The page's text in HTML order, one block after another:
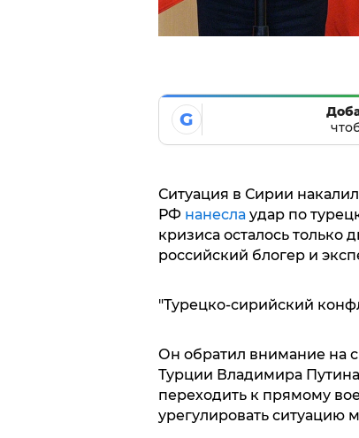
G
Ситуация в Сирии
РФ нанеслаудар по
кризиса осталось только
российский блогер и
"Турецко-сирийский
Он обратил внимание на
Турции Владимира
переходить к прямому
урегулировать ситуацию